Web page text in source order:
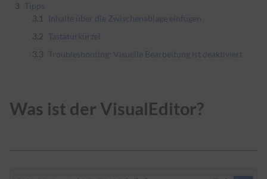
3 Tipps
3.1
Inhalte über die Zwischenablage einfügen
3.2 Tastaturkürzel
3.3 Troubleshooting: Visuelle Bearbeitung ist deaktiviert
Was ist der VisualEditor?